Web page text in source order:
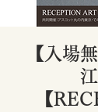
【入場
【